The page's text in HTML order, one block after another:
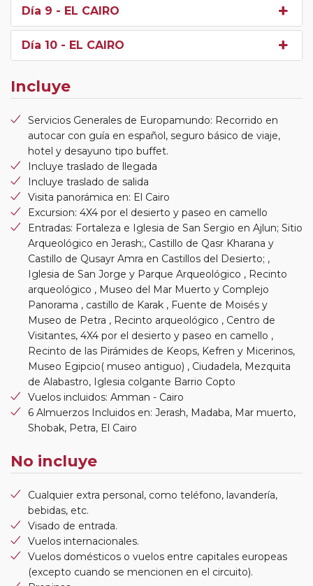
Día 9 - EL CAIRO
Día 10 - EL CAIRO
Incluye
Servicios Generales de Europamundo: Recorrido en
autocar con guía en español, seguro básico de viaje,
hotel y desayuno tipo buffet.
Incluye traslado de llegada
Incluye traslado de salida
Visita panorámica en: El Cairo
Excursion: 4X4 por el desierto y paseo en camello
Entradas: Fortaleza e Iglesia de San Sergio en Ajlun; Sitio
Arqueológico en Jerash;, Castillo de Qasr Kharana y
Castillo de Qusayr Amra en Castillos del Desierto; ,
Iglesia de San Jorge y Parque Arqueológico , Recinto
arqueológico , Museo del Mar Muerto y Complejo
Panorama , castillo de Karak , Fuente de Moisés y
Museo de Petra , Recinto arqueológico , Centro de
Visitantes, 4X4 por el desierto y paseo en camello ,
Recinto de las Pirámides de Keops, Kefren y Micerinos,
Museo Egipcio( museo antiguo) , Ciudadela, Mezquita
de Alabastro, Iglesia colgante Barrio Copto
Vuelos incluidos: Amman - Cairo
6 Almuerzos Incluidos en: Jerash, Madaba, Mar muerto,
Shobak, Petra, El Cairo
No incluye
Cualquier extra personal, como teléfono, lavandería,
bebidas, etc.
Visado de entrada.
Vuelos internacionales.
Vuelos domésticos o vuelos entre capitales europeas
(excepto cuando se mencionen en el circuito).